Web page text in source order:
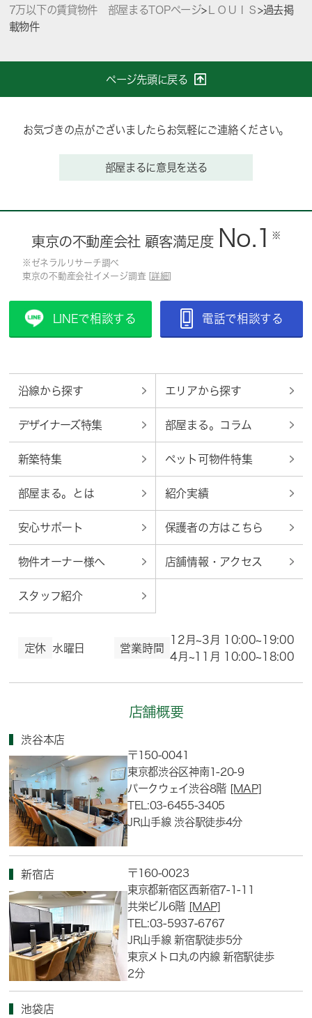
7万以下の賃貸物件 部屋まるTOPページ>ＬＯＵＩＳ>過去掲
載物件
ページ先頭に戻る
お気づきの点がございましたらお気軽にご連絡ください。
部屋まるに意見を送る
東京の不動産会社 顧客満足度 No.1 ※
※ゼネラルリサーチ調べ
東京の不動産会社イメージ調査 [ 詳細
LINEで相談する 電話で相談する
沿線から探す エリアから探す
デザイナーズ特集 部屋まる。コラム
新築特集 ペット可物件特集
部屋まる。とは 紹介実績
安心サポート 保護者の方はこちら
物件オーナー様へ 店舗情報・アクセス
スタッフ紹介
定休 水曜日 営業時間
12月~3月 10:00~19:00
4月~11月 10:00~18:00
店舗概要
渋谷本店
〒150-0041
東京都渋谷区神南1-20-9
パークウェイ渋谷8階 [MAP]
TEL:03-6455-3405
JR山手線 渋谷駅徒歩4分
新宿店
〒160-0023
東京都新宿区西新宿7-1-11
共栄ビル6階 [MAP]
TEL:03-5937-6767
JR山手線 新宿駅徒歩5分
東京メトロ丸の内線 新宿駅徒歩
2分
池袋店